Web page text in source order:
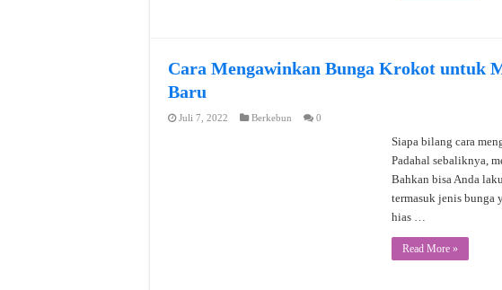
Cara Mengawinkan Bunga Krokot untuk
Baru
Juli 7, 2022 Berkebun 0
Siapa bilang cara
Padahal sebaliknya,
Bahkan bisa Anda
termasuk jenis bunga
hias …
Read More »